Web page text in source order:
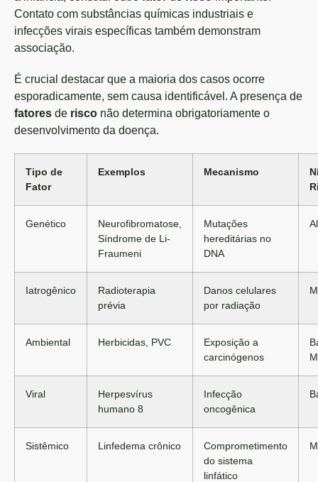
Contato com substâncias químicas industriais e
infecções virais específicas também demonstram
associação.
É crucial destacar que a maioria dos casos ocorre
esporadicamente, sem causa identificável. A presença de
fatores de risco não determina obrigatoriamente o
desenvolvimento da doença.
Tipo de
Fator
Exemplos Mecanismo
Genético
Neurofibromatose,
Síndrome de Li-
Fraumeni
Mutações
hereditárias no
DNA
Iatrogênico
Radioterapia
prévia
Danos celulares
por radiação
Ambiental Herbicidas, PVC
Exposição a
carcinógenos
Viral
Herpesvírus
humano 8
Infecção
oncogênica
Sistêmico Linfedema crônico
Comprometimento
do sistema
linfático